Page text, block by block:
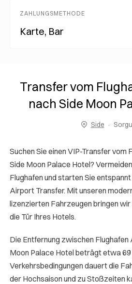
ZAHLUNGSMETHODE
Karte, Bar
Transfer vom
nach Side Moon
Side
Suchen Sie einen VIP-Transfer vom
Side Moon Palace Hotel?
Flughafen und starten Sie entspannt
Airport Transfer. Mit unseren
lizenzierten Fahrzeugen bringen
die Tür Ihres Hotels.
Die Entfernung zwischen Flughafen
Moon Palace Hotel beträgt etwa 69
Verkehrsbedingungen dauert die
der Hochsaison und zu Stoßzeiten